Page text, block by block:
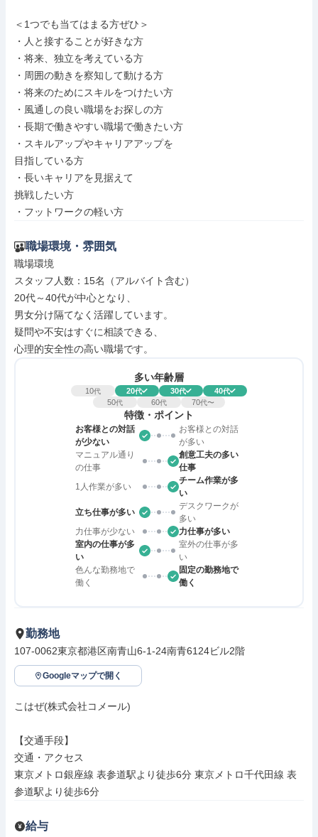
＜1つでも当てはまる方ぜひ＞
・人と接することが好きな方
・将来、独立を考えている方
・周囲の動きを察知して動ける方
・将来のためにスキルをつけたい方
・風通しの良い職場をお探しの方
・長期で働きやすい職場で働きたい方
・スキルアップやキャリアアップを
目指している方
・長いキャリアを見据えて
挑戦したい方
・フットワークの軽い方
職場環境・雰囲気
職場環境
スタッフ人数：15名（アルバイト含む）
20代～40代が中心となり、
男女分け隔てなく活躍しています。
疑問や不安はすぐに相談できる、
心理的安全性の高い職場です。
多い年齢層
10代 20代 30代 40代
50代 60代 70代〜
特徴・ポイント
お客様との対話
が少ない
お客様との対話
が多い
マニュアル通り
の仕事
創意工夫の多い
仕事
1人作業が多い
チーム作業が多
い
立ち仕事が多い
デスクワークが
多い
力仕事が少ない
力仕事が多い
室内の仕事が多
い
室外の仕事が多
い
色んな勤務地で
働く
固定の勤務地で
働く
勤務地
107-0062東京都港区南青山6-1-24南青6124ビル2階
Googleマップで開く
こはぜ(株式会社コメール)
【交通手段】
交通・アクセス
東京メトロ銀座線 表参道駅より徒歩6分 東京メトロ千代田線 表
参道駅より徒歩6分
給与